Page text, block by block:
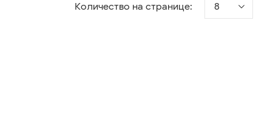
Количество на странице: 8